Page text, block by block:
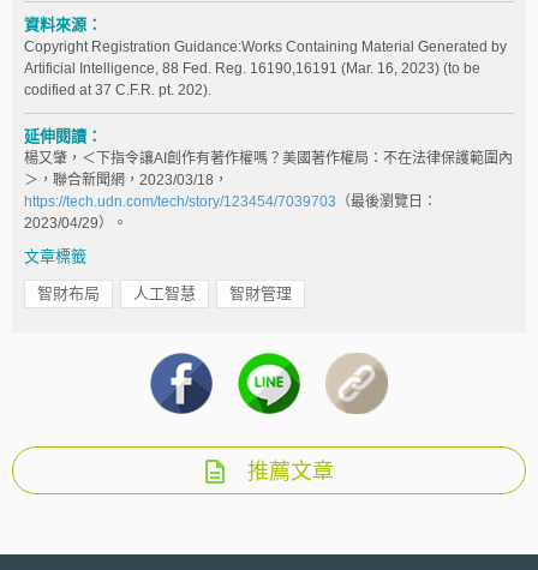
資料來源：
Copyright Registration Guidance:Works Containing Material Generated by
Artificial Intelligence, 88 Fed. Reg. 16190,16191 (Mar. 16, 2023) (to be
codified at 37 C.F.R. pt. 202).
延伸閱讀：
楊又肇，＜下指令讓AI創作有著作權嗎？美國著作權局：不在法律保護範圍內
＞，聯合新聞網，2023/03/18，
https://tech.udn.com/tech/story/123454/7039703 （最後瀏覽日：
2023/04/29）。
文章標籤
智財布局 人工智慧 智財管理
推薦文章